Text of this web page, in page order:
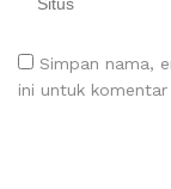
Simpan nama,
ini untuk